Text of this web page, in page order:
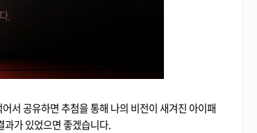
서 공유하면 추첨을 통해 나의 비전이 새겨진 아이패
가 있었으면 좋겠습니다.